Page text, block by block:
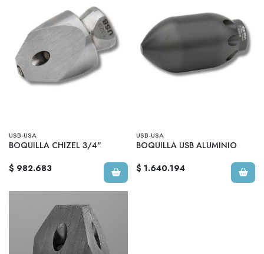
USB-USA
BOQUILLA CHIZEL 3/4"
$ 982.683
USB-USA
BOQUILLA USB ALUMINIO
$ 1.640.194